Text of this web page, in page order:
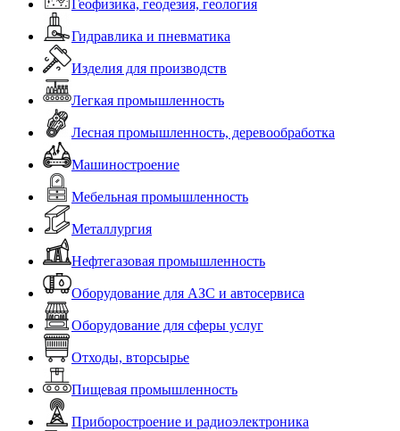
Геофизика, геодезия, геология
Гидравлика и пневматика
Изделия для производств
Легкая промышленность
Лесная промышленность, деревообработка
Машиностроение
Мебельная промышленность
Металлургия
Нефтегазовая промышленность
Оборудование для АЗС и автосервиса
Оборудование для сферы услуг
Отходы, вторсырье
Пищевая промышленность
Приборостроение и радиоэлектроника